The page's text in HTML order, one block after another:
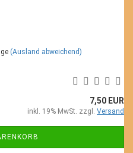
(Ausland abweichend)
7,50 EUR
inkl. 19% MwSt. zzgl. Versand